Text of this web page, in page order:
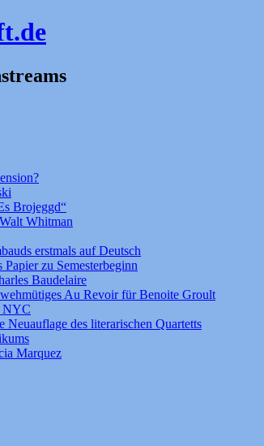
Brojeggd“
Whitman
erstmals auf Deutsch
zu Semesterbeginn
Baudelaire
Au Revoir für Benoite Groult
NYC
Neuauflage des literarischen Quartetts
Marquez